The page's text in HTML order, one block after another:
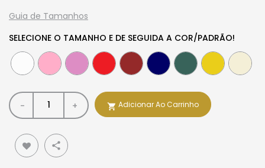
Guia de Tamanhos
SELECIONE O TAMANHO E DE SEGUIDA A COR/PADRÃO!
+
-  Adicionar Ao Carrinho
share